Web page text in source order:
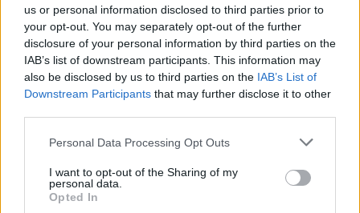
us or personal information disclosed to third parties prior to
your opt-out. You may separately opt-out of the further
disclosure of your personal information by third parties on the
IAB’s list of downstream participants. This information may
also be disclosed by us to third parties on the IAB’s List of
Downstream Participants that may further disclose it to other
Personal Data Processing Opt Outs
I want to opt-out of the Sharing of my
personal data.
Opted In
Précautions à prendre lors de
l’utilisation du bicarbonate de
sodium
provoquer des troubles digestifs.
Éviter de l’utiliser si votre chat a des allergies ou
une sensibilité connue aux produits en poudre.